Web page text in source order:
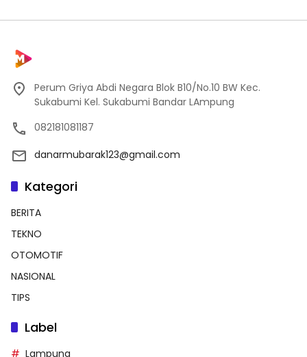
Perum Griya Abdi Negara Blok B10/No.10 BW Kec.
Sukabumi Kel. Sukabumi Bandar LAmpung
082181081187
danarmubarak123@gmail.com
Kategori
BERITA
TEKNO
OTOMOTIF
NASIONAL
TIPS
Label
Lampung